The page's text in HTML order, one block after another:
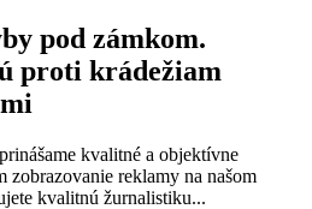
pod zámkom.
proti krádežiam
kvalitné a objektívne
reklamy na našom
kvalitnú žurnalistiku...